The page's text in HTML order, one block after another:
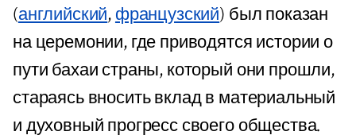
(английский, французский) был показан
на церемонии, где приводятся истории о
пути бахаи страны, который они прошли,
стараясь вносить вклад в материальный
и духовный прогресс своего общества.